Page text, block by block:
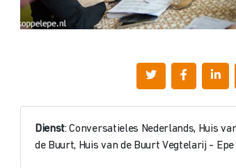
Dienst: Conversatieles Nederlands, Huis
de Buurt, Huis van de Buurt Vegtelarij - Epe